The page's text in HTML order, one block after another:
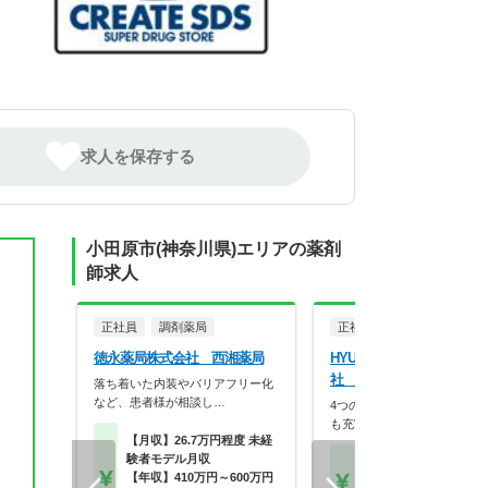
求人を保存する
小田原市(神奈川県)エリアの薬剤
師求人
正社員 調剤薬局
徳永薬局株式会社 西湘薬局
落ち着いた内装やバリアフリー化
など、患者様が相談し…
【月収】26.7万円程度 未経
験者モデル月収
【年収】410万円～600万円
正社員
HYUGA PRIMARY CARE
社 きらり薬局 小田原店
4つの働き方から選択！在宅
も充実した複合事業モ…